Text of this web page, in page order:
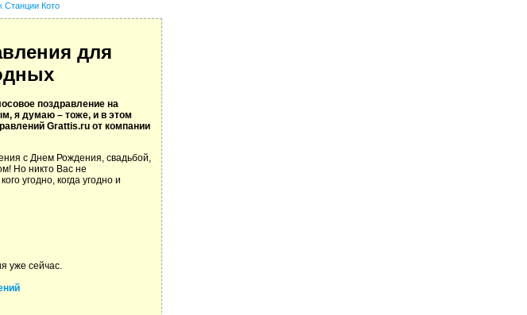
Станции Кото
для
поздравление на
я думаю – тоже, и в этом
Grattis.ru от компании
с Днем Рождения, свадьбой,
Но никто Вас не
угодно, когда угодно и
уже сейчас.